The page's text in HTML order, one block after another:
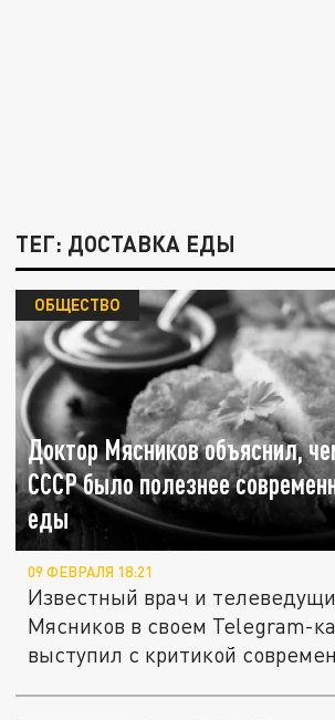
ТЕГ: ДОСТАВКА ЕДЫ
Доктор Мясников объяснил,
СССР было полезнее
еды
ОБЩЕСТВО
09 ФЕВРАЛЯ 18:21
Известный врач и
Мясников в своем Telegram-
выступил с критикой